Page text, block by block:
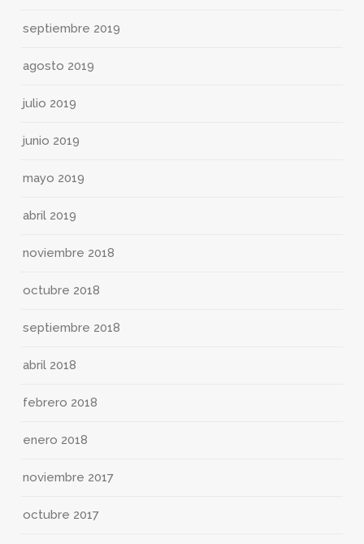
septiembre 2019
agosto 2019
julio 2019
junio 2019
mayo 2019
abril 2019
noviembre 2018
octubre 2018
septiembre 2018
abril 2018
febrero 2018
enero 2018
noviembre 2017
octubre 2017